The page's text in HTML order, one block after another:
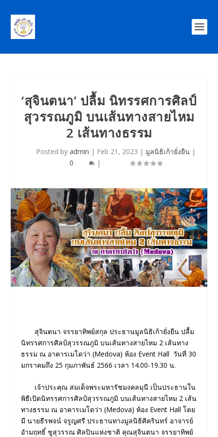
‘สุจินตนา’ ปลื้ม นิทรรศการศิลป์
สุวรรณภูมิ บนเส้นทางสายไหม
2 เส้นทางธรรม
Posted by admin | Feb 21, 2023 | มูลนิธิเก้ายั่งยืน |
0
|
สุจินตนา จรรยาทิพย์สกุล ประธานมูลนิธิเก้ายั่งยืน ปลื้ม
นิทรรศการศิลป์สุวรรณภูมิ บนเส้นทางสายไหม 2 เส้นทาง
ธรรม ณ อาคารเมโดว่า (Medova) ห้อง Event Hall วันที่ 30
มกราคมถึง 25 กุมภาพันธ์ 2566 เวลา 14.00-19.30 น.
เจ้าประคุณ สมเด็จพระมหารัชมงคลมุนี เป็นประธานใน
พิธีเปิดนิทรรศการศิลป์สุวรรณภูมิ บนเส้นทางสายไหม 2 เส้น
ทางธรรม ณ อาคารเมโดว่า (Medova) ห้อง Event Hall โดย
มี นายธีรพจน์ จรูญศรี ประธานทางมูลนิธิศิครินทร์ อาจารย์
อำมฤทธิ์ ชูสุวรรณ ศิลปินแห่งชาติ คุณสุจินตนา จรรยาทิพย์